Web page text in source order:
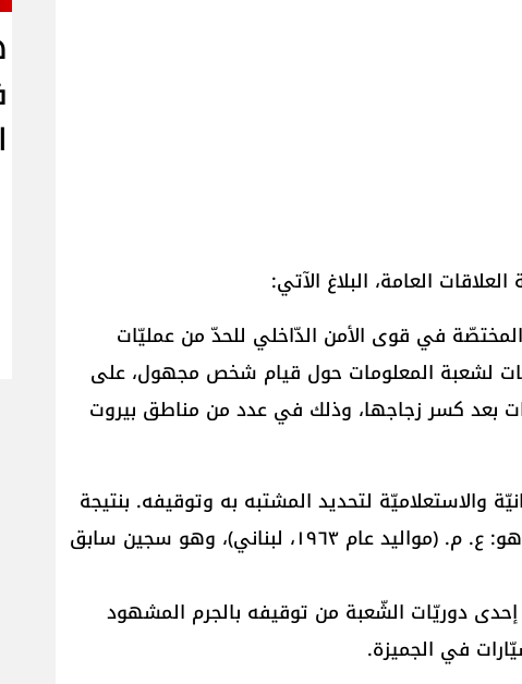
العامة، البلاغ الآتي:
في قوى الأمن الدّاخلي للحدّ من عمليّات
لشعبة المعلومات حول قيام شخص مجهول، على
بعد كسر زجاجها، وذلك في عدد من مناطق بيروت
والاستعلاميّة لتحديد المشتبه به وتوقيفه. بنتيجة
الاستقصاءات والتّحريّات، تمكّنت من كشف هويّته، وهو: ع. م. (مواليد عام ١٩٦٣، لبناني)، وهو سجين سابق
تمكّنت إحدى دوريّات الشّعبة من توقيفه بالجرم المشهود
في الجميزة.